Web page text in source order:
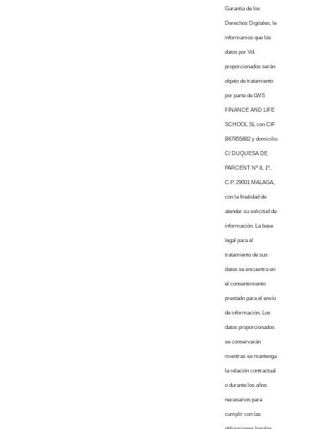
Garantía de los
Derechos Digitales, le
informamos que los
datos por Vd.
proporcionados serán
objeto de tratamiento
por parte de LWS
FINANCE AND LIFE
SCHOOL SL con CIF
B67855882 y domicilio
C/ DUQUESA DE
PARCENT Nº 8, 1º,
C.P. 29001 MALAGA,
con la finalidad de
atender su solicitud de
información. La base
legal para el
tratamiento de sus
datos se encuentra en
el consentimiento
prestado para el envío
de información. Los
datos proporcionados
se conservarán
mientras se mantenga
la relación contractual
o durante los años
necesarios para
cumplir con las